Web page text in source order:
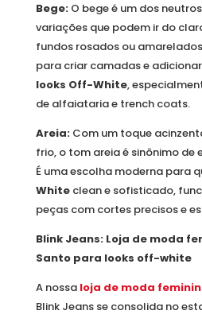
Bege: O bege é um dos
variações que podem ir do
fundos rosados ou
para criar camadas e
looks Off-White,
de alfaiataria e trench coats.
Areia: Com um toque
frio, o tom areia é sinônimo de
É uma escolha moderna para
Whiteclean e sofisticado,
peças com cortes precisos e
Blink Jeans: Loja de moda
Santo para looks off-white
A nossa loja de moda
Blink Jeans se consolida no